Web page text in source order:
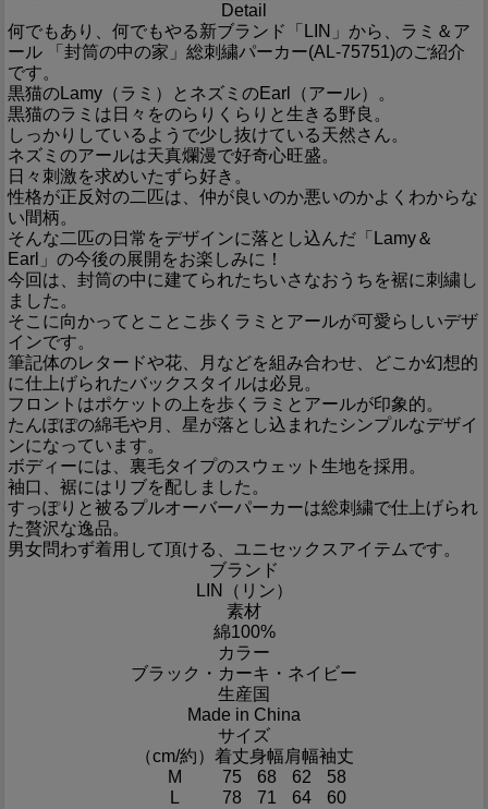
Detail
何でもあり、何でもやる新ブランド「LIN」から、ラミ＆ア
ール 「封筒の中の家」総刺繍パーカー(AL-75751)のご紹介
です。
黒猫のLamy（ラミ）とネズミのEarl（アール）。
黒猫のラミは日々をのらりくらりと生きる野良。
しっかりしているようで少し抜けている天然さん。
ネズミのアールは天真爛漫で好奇心旺盛。
日々刺激を求めいたずら好き。
性格が正反対の二匹は、仲が良いのか悪いのかよくわからな
い間柄。
そんな二匹の日常をデザインに落とし込んだ「Lamy＆
Earl」の今後の展開をお楽しみに！
今回は、封筒の中に建てられたちいさなおうちを裾に刺繍し
ました。
そこに向かってとことこ歩くラミとアールが可愛らしいデザ
インです。
筆記体のレタードや花、月などを組み合わせ、どこか幻想的
に仕上げられたバックスタイルは必見。
フロントはポケットの上を歩くラミとアールが印象的。
たんぽぽの綿毛や月、星が落とし込まれたシンプルなデザイ
ンになっています。
ボディーには、裏毛タイプのスウェット生地を採用。
袖口、裾にはリブを配しました。
すっぽりと被るプルオーバーパーカーは総刺繍で仕上げられ
た贅沢な逸品。
男女問わず着用して頂ける、ユニセックスアイテムです。
ブランド
LIN（リン）
素材
綿100%
カラー
ブラック・カーキ・ネイビー
生産国
Made in China
サイズ
（cm/約） 着丈身幅肩幅袖丈
M
75 68 62
58
L
78 71 64 60